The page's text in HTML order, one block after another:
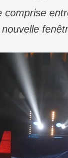
comprise